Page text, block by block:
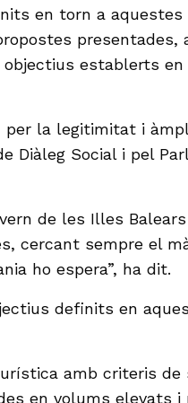
en torn a aquestes
establerts en
per la legitimitat i
Diàleg Social i pel
de les Illes
cercant sempre el
ho espera”, ha dit.
definits en
amb criteris de
en volums elevats i